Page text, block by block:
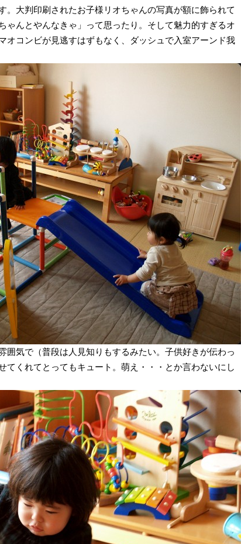
。大判印刷されたお子様リオちゃんの写真が額に飾られて
ゃんとやんなきゃ」って思ったり。そして魅力的すぎるオ
オコンビが見逃すはずもなく、ダッシュで入室アーンド我
囲気で（普段は人見知りもするみたい。子供好きが伝わっ
てくれてとってもキュート。萌え・・・とか言わないにし